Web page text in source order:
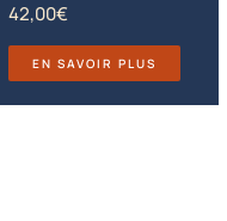
42,00€
EN SAVOIR PLUS